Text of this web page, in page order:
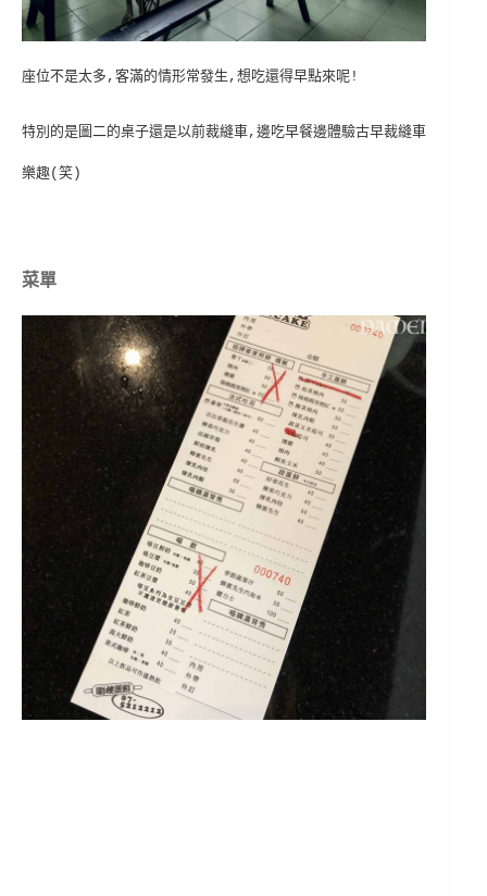
座位不是太多,客滿的情形常發生,想吃還得早點來呢!
特別的是圖二的桌子還是以前裁縫車,邊吃早餐邊體驗古早裁縫車
樂趣(笑)
菜單